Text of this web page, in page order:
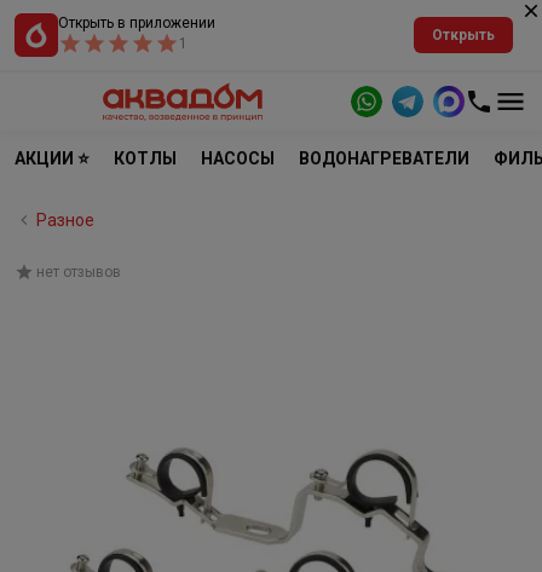
Открыть в приложении
1
Открыть
АКЦИИ ⭐ КОТЛЫ НАСОСЫ ВОДОНАГРЕВАТЕЛИ
Разное
нет отзывов